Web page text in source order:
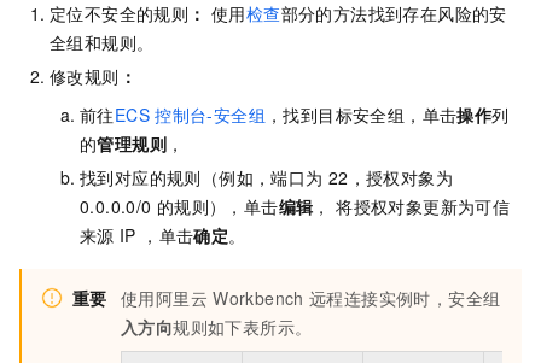
定位不安全的规则 ： 使用检查部分的方法找到存在风险的安
全组和规则。
修改规则 ：
前往ECS 控制台-安全组 ，找到目标安全组，单击操作列
的管理规则 ，
找到对应的规则（例如，端口为 22，授权对象为
0.0.0.0/0 的规则），单击编辑 ， 将授权对象更新为可信
来源 IP ，单击确定。
重要 使用阿里云 Workbench 远程连接实例时，安全组
入方向规则如下表所示。